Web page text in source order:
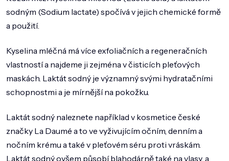
sodným (Sodium lactate) spočívá v jejich chemické formě
a použití.
Kyselina mléčná má více exfoliačních a regeneračních
vlastností a najdeme ji zejména včisticích pleťových
maskách. Laktát sodný je významný svými hydratačními
schopnostmi a je mírnější na pokožku.
Laktát sodný naleznete například v kosmetice české
značky La Daumé a to ve vyživujícím očním, denním a
nočním krému a také v pleťovém séru proti vráskám.
Laktát sodný ovšem působí blahodárně také na vlasy, a